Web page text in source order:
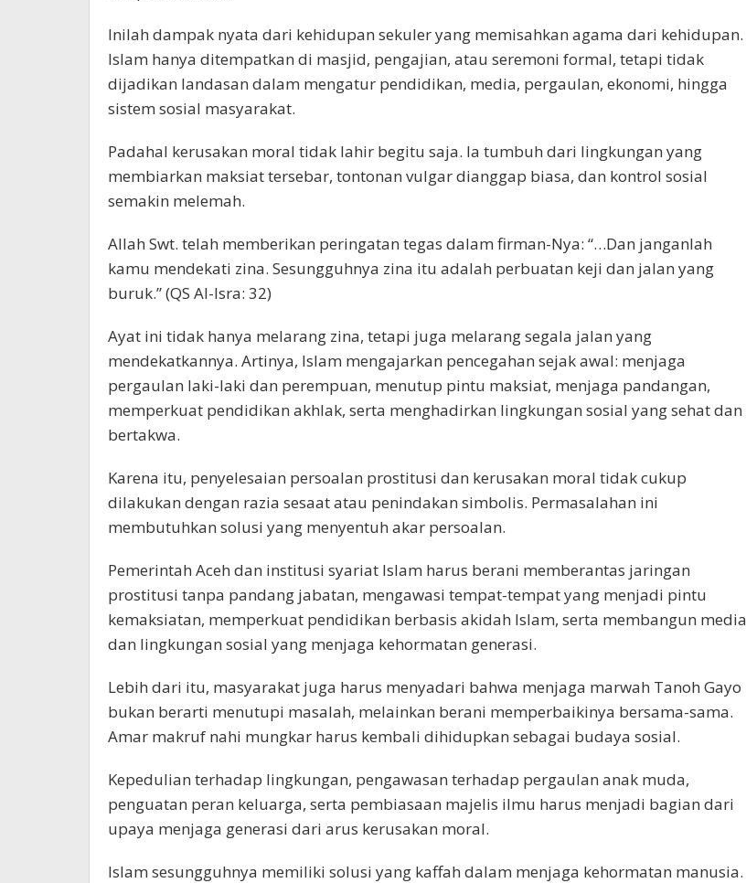
Inilah dampak nyata dari kehidupan sekuler yang memisahkan agama dari kehidupan.
Islam hanya ditempatkan di masjid, pengajian, atau seremoni formal, tetapi tidak
dijadikan landasan dalam mengatur pendidikan, media, pergaulan, ekonomi, hingga
sistem sosial masyarakat.
Padahal kerusakan moral tidak lahir begitu saja. Ia tumbuh dari lingkungan yang
membiarkan maksiat tersebar, tontonan vulgar dianggap biasa, dan kontrol sosial
semakin melemah.
Allah Swt. telah memberikan peringatan tegas dalam firman-Nya: “…Dan janganlah
kamu mendekati zina. Sesungguhnya zina itu adalah perbuatan keji dan jalan yang
buruk.” (QS Al-Isra: 32)
Ayat ini tidak hanya melarang zina, tetapi juga melarang segala jalan yang
mendekatkannya. Artinya, Islam mengajarkan pencegahan sejak awal: menjaga
pergaulan laki-laki dan perempuan, menutup pintu maksiat, menjaga pandangan,
memperkuat pendidikan akhlak, serta menghadirkan lingkungan sosial yang sehat dan
bertakwa.
Karena itu, penyelesaian persoalan prostitusi dan kerusakan moral tidak cukup
dilakukan dengan razia sesaat atau penindakan simbolis. Permasalahan ini
membutuhkan solusi yang menyentuh akar persoalan.
Pemerintah Aceh dan institusi syariat Islam harus berani memberantas jaringan
prostitusi tanpa pandang jabatan, mengawasi tempat-tempat yang menjadi pintu
kemaksiatan, memperkuat pendidikan berbasis akidah Islam, serta membangun media
dan lingkungan sosial yang menjaga kehormatan generasi.
Lebih dari itu, masyarakat juga harus menyadari bahwa menjaga marwah Tanoh Gayo
bukan berarti menutupi masalah, melainkan berani memperbaikinya bersama-sama.
Amar makruf nahi mungkar harus kembali dihidupkan sebagai budaya sosial.
Kepedulian terhadap lingkungan, pengawasan terhadap pergaulan anak muda,
penguatan peran keluarga, serta pembiasaan majelis ilmu harus menjadi bagian dari
upaya menjaga generasi dari arus kerusakan moral.
Islam sesungguhnya memiliki solusi yang kaffah dalam menjaga kehormatan manusia.